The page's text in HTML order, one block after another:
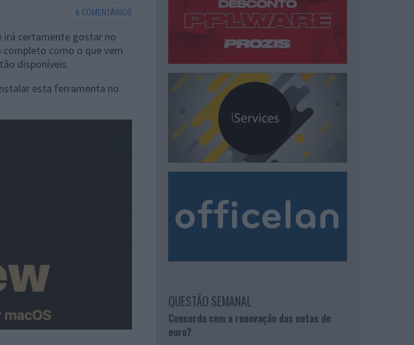
6 COMENTÁRIOS
irá certamente gostar no
completo como o que vem
disponíveis.
esta ferramenta no
QUESTÃO SEMANAL
Concorda com a renovação das notas de
euro?